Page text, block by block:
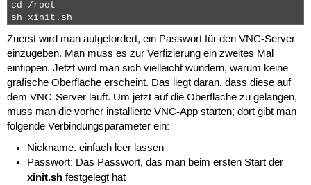
cd /root
sh xinit.sh
Zuerst wird man aufgefordert, ein Passwort für den VNC-Server
einzugeben. Man muss es zur Verfizierung ein zweites Mal
eintippen. Jetzt wird man sich vielleicht wundern, warum keine
grafische Oberfläche erscheint. Das liegt daran, dass diese auf
dem VNC-Server läuft. Um jetzt auf die Oberfläche zu gelangen,
muss man die vorher installierte VNC-App starten; dort gibt man
folgende Verbindungsparameter ein:
Nickname: einfach leer lassen
Passwort: Das Passwort, das man beim ersten Start der
xinit.sh festgelegt hat